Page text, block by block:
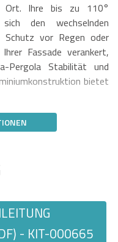
Ort. Ihre bis zu 110°
den wechselnden
Schutz vor Regen oder
Fassade verankert,
Pergola Stabilität und
bietet
- KIT-000665